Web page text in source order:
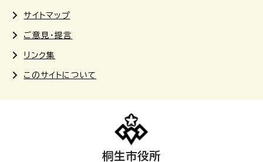
サイトマップ
ご意見・提言
リンク集
このサイトについて
桐生市役所